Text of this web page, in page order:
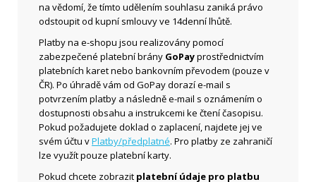
na vědomí, že tímto udělením souhlasu zaniká právo
odstoupit od kupní smlouvy ve 14denní lhůtě.
Platby na e-shopu jsou realizovány pomocí
zabezpečené platební brány GoPayprostřednictvím
platebních karet nebo bankovním převodem (pouze v
ČR). Po úhradě vám od GoPay dorazí e-mail s
potvrzením platby a následně e-mail s oznámením o
dostupnosti obsahu a instrukcemi ke čtení časopisu.
Pokud požadujete doklad o zaplacení, najdete jej ve
svém účtu vPlatby/předplatné. Pro platby ze zahraničí
lze využít pouze platební karty.
Pokud chcete zobrazit platební údaje pro platbu